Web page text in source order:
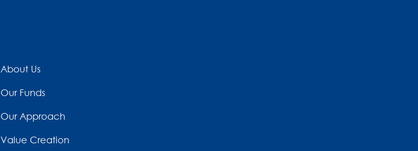
About Us
Our Funds
Our Approach
Value Creation